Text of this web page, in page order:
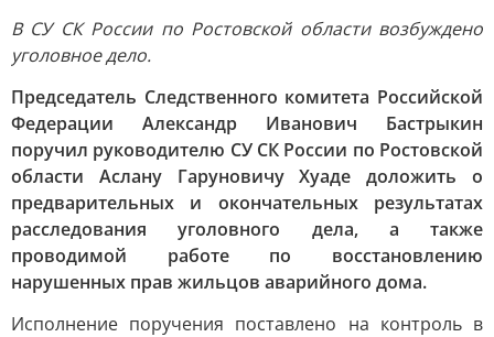
В СУ СК России по Ростовской области возбуждено
уголовное дело.
Председатель Следственного комитета Российской
Федерации Александр Иванович Бастрыкин
поручил руководителю СУ СК России по Ростовской
области Аслану Гаруновичу Хуаде доложить о
предварительных и окончательных результатах
расследования уголовного дела, а также
проводимой работе по восстановлению
нарушенных прав жильцов аварийного дома.
Исполнение поручения поставлено на контроль в